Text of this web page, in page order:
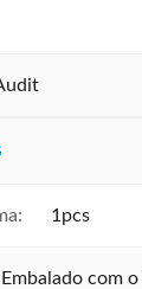
1pcs
Embalado com